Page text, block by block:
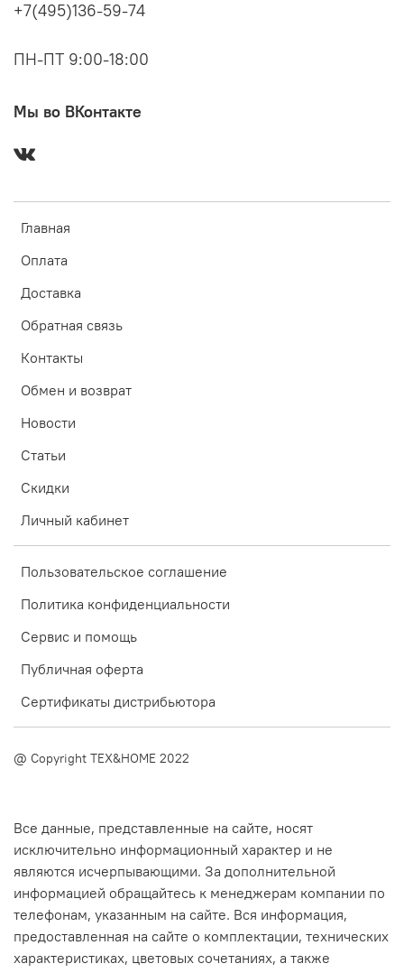
Главная
Оплата
Доставка
Обратная связь
Контакты
Обмен и возврат
Новости
Статьи
Скидки
Личный кабинет
Пользовательское соглашение
Политика конфиденциальности
Сервис и помощь
Публичная оферта
Сертификаты дистрибьютора
+7(495)136-59-74
ПН-ПТ 9:00-18:00
Мы во ВКонтакте
@ Copyright TEX&HOME 2022
Все данные, представленные на сайте, носят
исключительно информационный характер и не
являются исчерпывающими. За дополнительной
информацией обращайтесь к менеджерам компании по
телефонам, указанным на сайте. Вся информация,
предоставленная на сайте о комплектации, технических
характеристиках, цветовых сочетаниях, а также